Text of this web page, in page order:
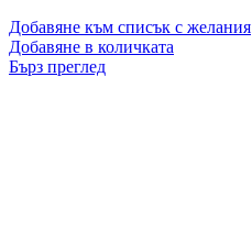
Добавяне към списък с желания
Добавяне в количката
Бърз преглед